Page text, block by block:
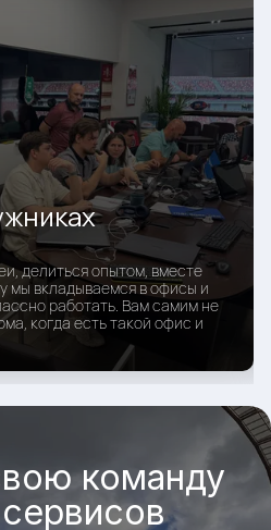
делиться опытом, вместе
мы вкладываемся в офисы и
работать. Вам самим не
когда есть такой офис и
команду